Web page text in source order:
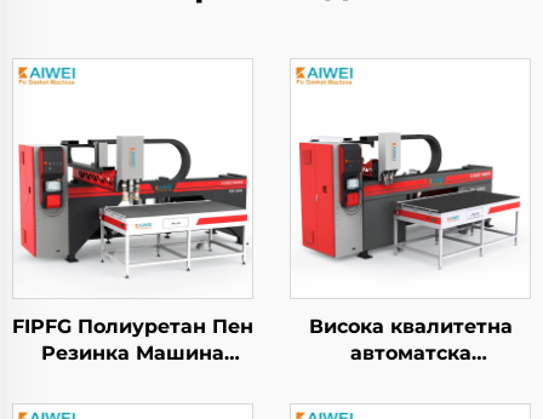
FIPFG Полиуретан Пен
Резинка Машина
Мешање
Висока квалитетна
автоматска
машина за HEPA